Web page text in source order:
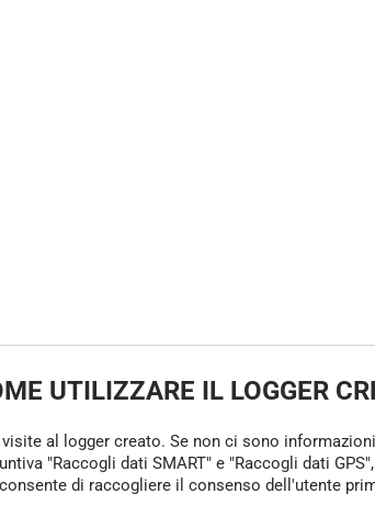
UTILIZZARE IL LOGGER
al logger creato. Se non ci sono
"Raccogli dati SMART" e "Raccogli dati
di raccogliere il consenso dell'utente